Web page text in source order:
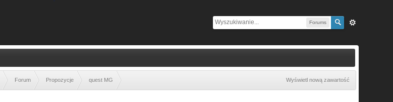
Forums
Forum Propozycje quest MG Wyświetl nową zawartość